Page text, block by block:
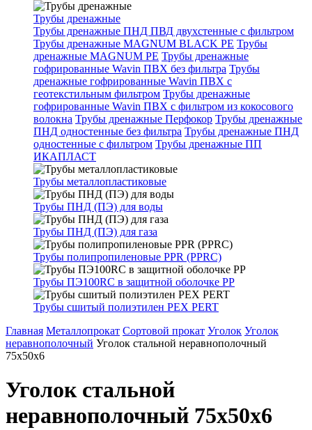
Трубы дренажные
Трубы дренажные ПНД ПВД двухстенные с фильтром
Трубы дренажные MAGNUM BLACK PE Трубы
дренажные MAGNUM PE Трубы дренажные
гофрированные Wavin ПВХ без фильтра Трубы
дренажные гофрированные Wavin ПВХ с
геотекстильным фильтром Трубы дренажные
гофрированные Wavin ПВХ с фильтром из кокосового
волокна Трубы дренажные Перфокор Трубы дренажные
ПНД одностенные без фильтра Трубы дренажные ПНД
одностенные с фильтром Трубы дренажные ПП
ИКАПЛАСТ
Трубы металлопластиковые
Трубы ПНД (ПЭ) для воды
Трубы ПНД (ПЭ) для газа
Трубы полипропиленовые PPR (PPRC)
Трубы ПЭ100RC в защитной оболочке PP
Трубы сшитый полиэтилен PEX PERT
Главная Металлопрокат Сортовой прокат Уголок Уголок
неравнополочный Уголок стальной неравнополочный
75х50х6
Уголок стальной
неравнополочный 75х50х6